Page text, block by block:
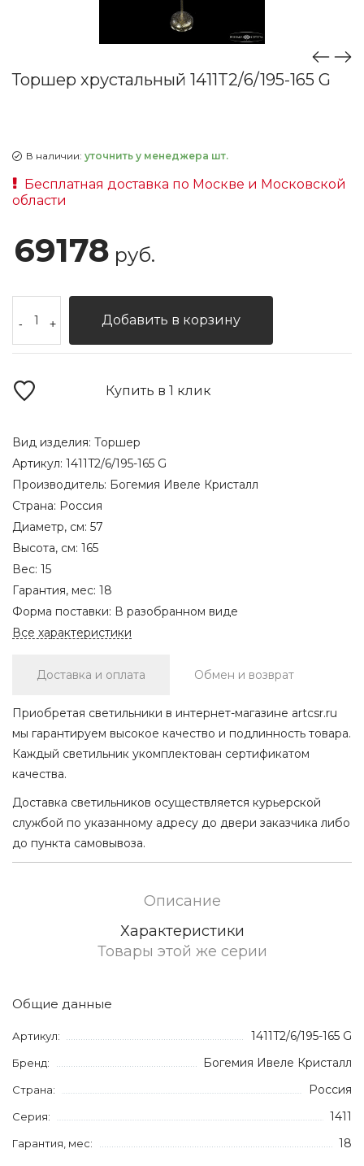
Торшер хрустальный 1411T2/6/195-165 G
В наличии: уточнить у менеджера шт.
Бесплатная доставка по Москве и Московской
области
69178 руб.
- + Добавить в корзину
Купить в 1 клик
Вид изделия: Торшер
Артикул: 1411T2/6/195-165 G
Производитель: Богемия Ивеле Кристалл
Страна: Россия
Диаметр, см: 57
Высота, см: 165
Вес: 15
Гарантия, мес: 18
Форма поставки: В разобранном виде
Все характеристики
Доставка и оплата Обмен и возврат
Приобретая светильники в интернет-магазине artcsr.ru
мы гарантируем высокое качество и подлинность товара.
Каждый светильник укомплектован сертификатом
качества.
Доставка светильников осуществляется курьерской
службой по указанному адресу до двери заказчика либо
до пункта самовывоза.
Описание
Характеристики
Товары этой же серии
Общие данные
Артикул: 1411T2/6/195-165 G
Бренд: Богемия Ивеле Кристалл
Страна: Россия
Серия: 1411
Гарантия, мес: 18